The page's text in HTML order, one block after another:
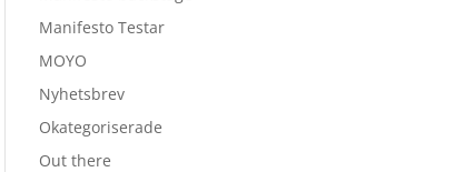
Manifesto Testar
MOYO
Nyhetsbrev
Okategoriserade
Out there